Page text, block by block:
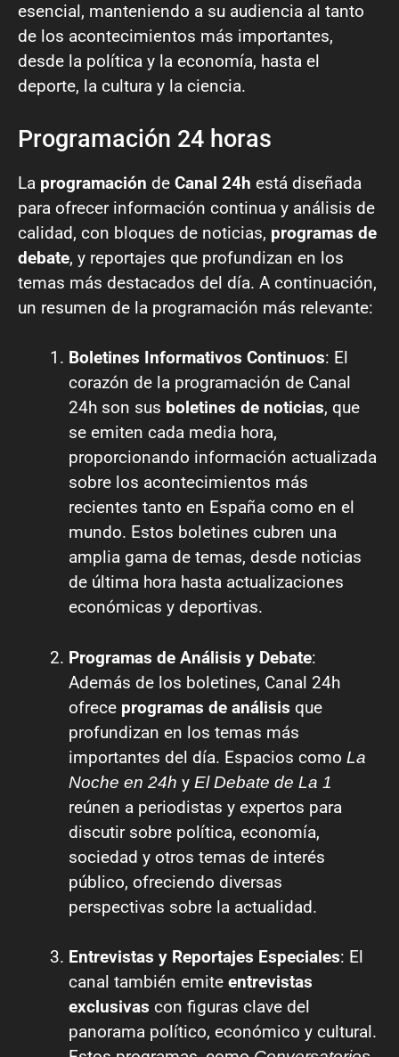
esencial, manteniendo a su audiencia al tanto
de los acontecimientos más importantes,
desde la política y la economía, hasta el
deporte, la cultura y la ciencia.
Programación 24 horas
La programación de Canal 24h está diseñada
para ofrecer información continua y análisis de
calidad, con bloques de noticias, programas de
debate, y reportajes que profundizan en los
temas más destacados del día. A continuación,
un resumen de la programación más relevante:
Boletines Informativos Continuos: El
corazón de la programación de Canal
24h son sus boletines de noticias, que
se emiten cada media hora,
proporcionando información actualizada
sobre los acontecimientos más
recientes tanto en España como en el
mundo. Estos boletines cubren una
amplia gama de temas, desde noticias
de última hora hasta actualizaciones
económicas y deportivas.
Programas de Análisis y Debate:
Además de los boletines, Canal 24h
ofrece programas de análisis que
profundizan en los temas más
importantes del día. Espacios como La
Noche en 24h y El Debate de La 1
reúnen a periodistas y expertos para
discutir sobre política, economía,
sociedad y otros temas de interés
público, ofreciendo diversas
perspectivas sobre la actualidad.
Entrevistas y Reportajes Especiales: El
canal también emite entrevistas
exclusivas con figuras clave del
panorama político, económico y cultural.